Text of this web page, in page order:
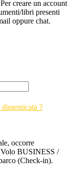
creare un account
libri presenti
oppure chat.
?
occorre
Volo BUSINESS /
(Check-in).